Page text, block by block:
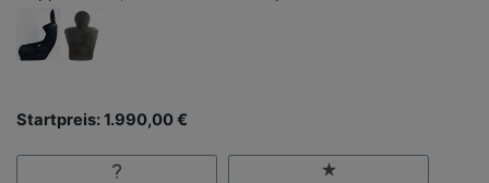
Startpreis: 1.990,00 €